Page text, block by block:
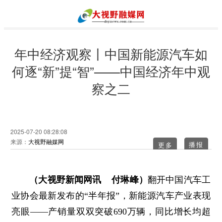
年中经济观察丨中国新能源汽车如
何逐“新”提“智”——中国经济年中观
察之二
2025-07-20 08:28:08
来源： 大视野融媒网 更多
（大视野新闻网讯 付琳峰） 翻开中国汽车工
业协会最新发布的“半年报”，新能源汽车产业表现
亮眼——产销量双双突破690万辆，同比增长均超